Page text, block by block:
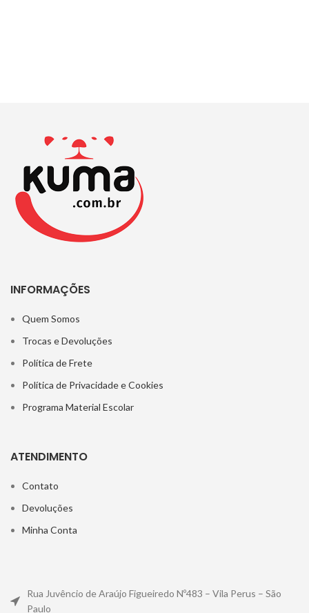
INFORMAÇÕES
Quem Somos
Trocas e Devoluções
Política de Frete
Política de Privacidade e Cookies
Programa Material Escolar
ATENDIMENTO
Contato
Devoluções
Minha Conta
Rua Juvêncio de Araújo Figueiredo Nº483 – Vila Perus – São
Paulo